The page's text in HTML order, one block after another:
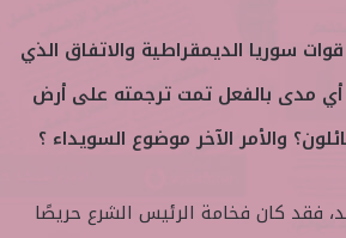
سوريا الديمقراطية والاتفاق الذي
أي مدى بالفعل تمت ترجمته على أرض
والأمر الآخر موضوع السويداء ؟
فقد كان فخامة الرئيس الشرع حريصًا